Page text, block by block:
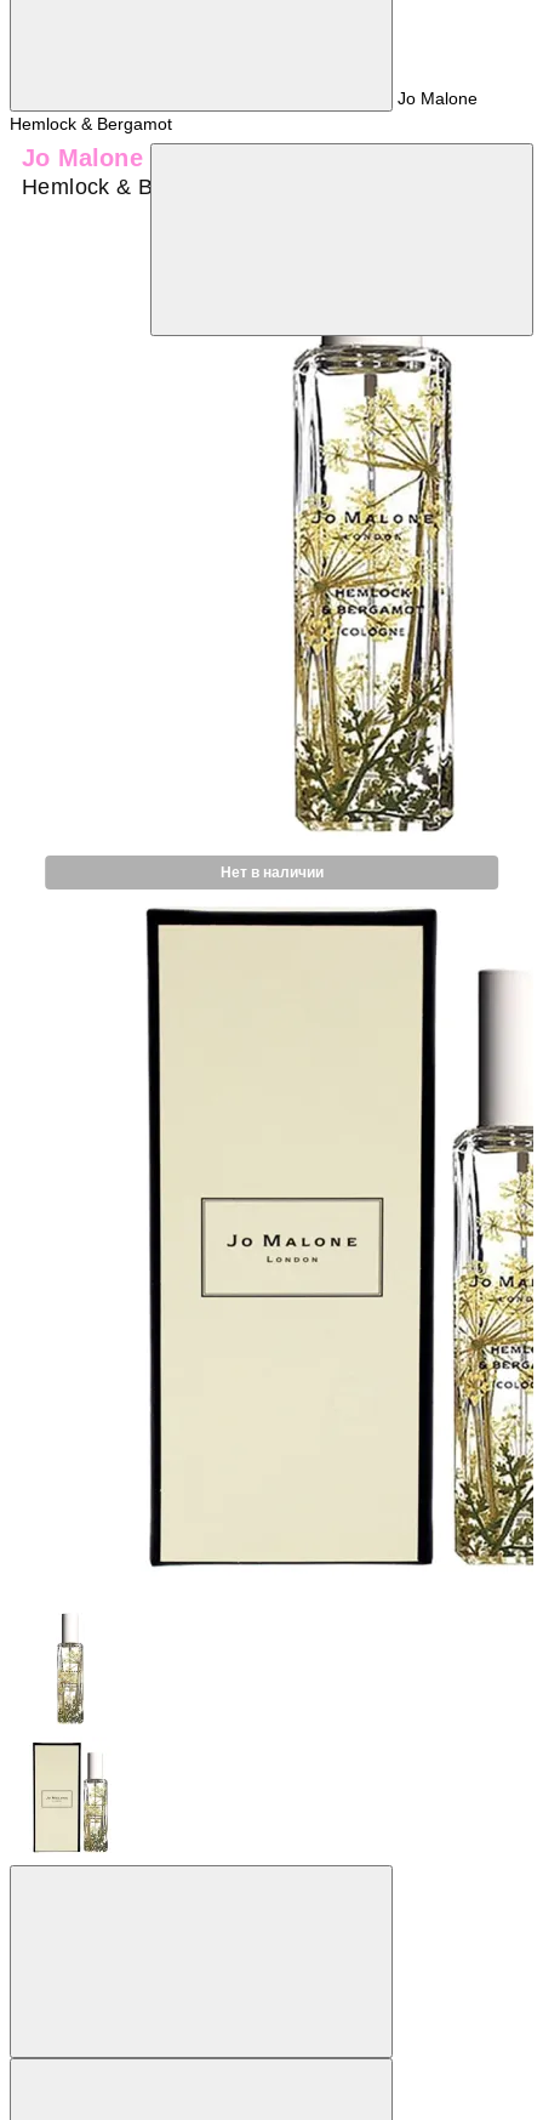
Jo Malone
Hemlock & Bergamot
Jo Malone
Hemlock & Bergamot
Нет в наличии